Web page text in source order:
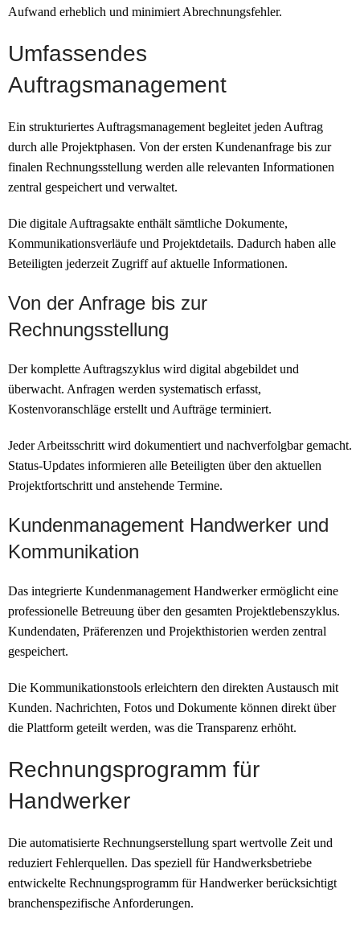
Aufwand erheblich und minimiert Abrechnungsfehler.
Umfassendes
Auftragsmanagement
Ein strukturiertes Auftragsmanagement begleitet jeden Auftrag
durch alle Projektphasen. Von der ersten Kundenanfrage bis zur
finalen Rechnungsstellung werden alle relevanten Informationen
zentral gespeichert und verwaltet.
Die digitale Auftragsakte enthält sämtliche Dokumente,
Kommunikationsverläufe und Projektdetails. Dadurch haben alle
Beteiligten jederzeit Zugriff auf aktuelle Informationen.
Von der Anfrage bis zur
Rechnungsstellung
Der komplette Auftragszyklus wird digital abgebildet und
überwacht. Anfragen werden systematisch erfasst,
Kostenvoranschläge erstellt und Aufträge terminiert.
Jeder Arbeitsschritt wird dokumentiert und nachverfolgbar gemacht.
Status-Updates informieren alle Beteiligten über den aktuellen
Projektfortschritt und anstehende Termine.
Kundenmanagement Handwerker und
Kommunikation
Das integrierte Kundenmanagement Handwerker ermöglicht eine
professionelle Betreuung über den gesamten Projektlebenszyklus.
Kundendaten, Präferenzen und Projekthistorien werden zentral
gespeichert.
Die Kommunikationstools erleichtern den direkten Austausch mit
Kunden. Nachrichten, Fotos und Dokumente können direkt über
die Plattform geteilt werden, was die Transparenz erhöht.
Rechnungsprogramm für
Handwerker
Die automatisierte Rechnungserstellung spart wertvolle Zeit und
reduziert Fehlerquellen. Das speziell für Handwerksbetriebe
entwickelte Rechnungsprogramm für Handwerker berücksichtigt
branchenspezifische Anforderungen.